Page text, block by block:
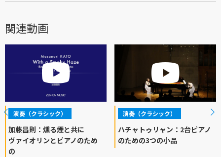
関連動画
演奏（クラシック）
加藤昌則：燻る煙と共に
ヴァイオリンとピアノのため
の
演奏（クラシック）
ハチャトゥリャン：2台ピアノ
のための3つの小品